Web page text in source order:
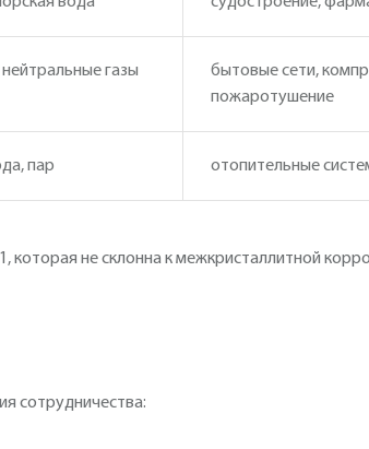
газы
бытовые сети,
пожаротушение
пар отопительные
не склонна к межкристаллитной
сотрудничества: